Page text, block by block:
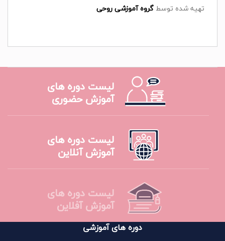
تهیه شده توسط گروه آموزشی روحی
لیست دوره های
آموزش حضوری
لیست دوره های
آموزش آنلاین
لیست دوره های
آموزش آفلاین
دوره های آموزشی